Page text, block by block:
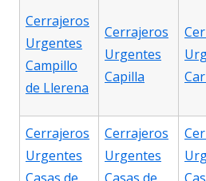
Cerrajeros
Urgentes
Campillo
de Llerena
Cerrajeros
Urgentes
Capilla
Cerrajeros
Urgentes
Cerrajeros
Urgentes